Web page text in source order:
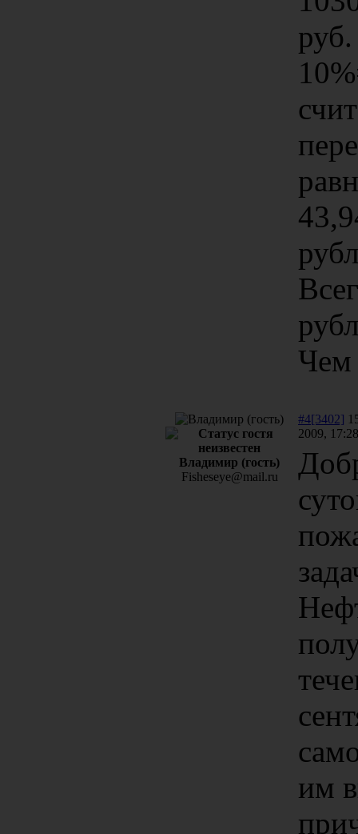
Чем
Владимир (гость)
Fisheseye@mail.ru
#4[3402]
2009, 17:28
им